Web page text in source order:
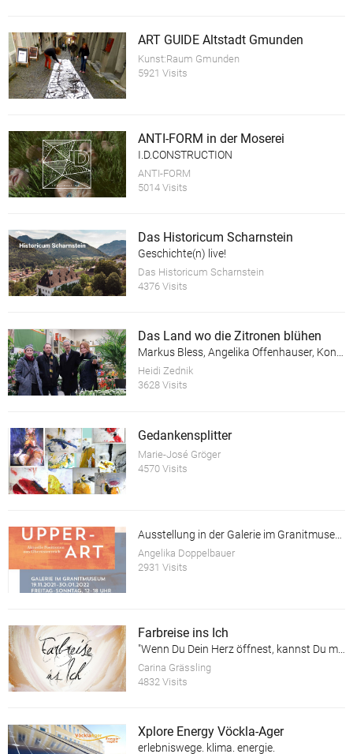
ART GUIDE Altstadt Gmunden
Kunst:Raum Gmunden
5921 Visits
ANTI-FORM in der Moserei
I.D.CONSTRUCTION
ANTI-FORM
5014 Visits
Das Historicum Scharnstein
Geschichte(n) live!
Das Historicum Scharnstein
4376 Visits
Das Land wo die Zitronen blühen
Markus Bless, Angelika Offenhauser, Konrad Wallinger, Heidi Zednik
Heidi Zednik
3628 Visits
Gedankensplitter
Marie-José Gröger
4570 Visits
Ausstellung in der Galerie im Granitmuseum Schärding
Angelika Doppelbauer
2931 Visits
Farbreise ins Ich
"Wenn Du Dein Herz öffnest, kannst Du mehr sehen als Deine Augen erfassen können!"
Carina Grässling
4832 Visits
Xplore Energy Vöckla-Ager
erlebniswege. klima. energie.